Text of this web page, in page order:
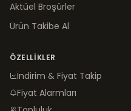
Aktüel Broşürler
Ürün Takibe Al
ÖZELLIKLER
İndirim & Fiyat Takip
Fiyat Alarmları